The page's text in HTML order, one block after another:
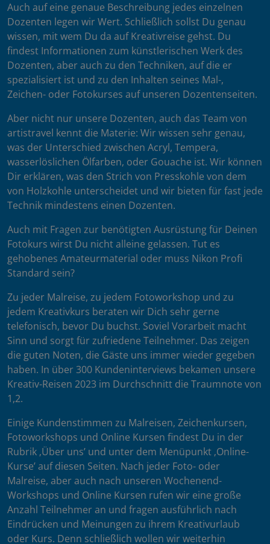
Auch auf eine genaue Beschreibung jedes einzelnen
Dozenten legen wir Wert. Schließlich sollst Du genau
wissen, mit wem Du da auf Kreativreise gehst. Du
findest Informationen zum künstlerischen Werk des
Dozenten, aber auch zu den Techniken, auf die er
spezialisiert ist und zu den Inhalten seines Mal-,
Zeichen- oder Fotokurses auf unseren Dozentenseiten.
Aber nicht nur unsere Dozenten, auch das Team von
artistravel kennt die Materie: Wir wissen sehr genau,
was der Unterschied zwischen Acryl, Tempera,
wasserlöslichen Ölfarben, oder Gouache ist. Wir können
Dir erklären, was den Strich von Presskohle von dem
von Holzkohle unterscheidet und wir bieten für fast jede
Technik mindestens einen Dozenten.
Auch mit Fragen zur benötigten Ausrüstung für Deinen
Fotokurs wirst Du nicht alleine gelassen. Tut es
gehobenes Amateurmaterial oder muss Nikon Profi
Standard sein?
Zu jeder Malreise, zu jedem Fotoworkshop und zu
jedem Kreativkurs beraten wir Dich sehr gerne
telefonisch, bevor Du buchst. Soviel Vorarbeit macht
Sinn und sorgt für zufriedene Teilnehmer. Das zeigen
die guten Noten, die Gäste uns immer wieder gegeben
haben. In über 300 Kundeninterviews bekamen unsere
Kreativ-Reisen 2023 im Durchschnitt die Traumnote von
1,2.
Einige Kundenstimmen zu Malreisen, Zeichenkursen,
Fotoworkshops und Online Kursen findest Du in der
Rubrik ‚Über uns’ und unter dem Menüpunkt ‚Online-
Kurse’ auf diesen Seiten. Nach jeder Foto- oder
Malreise, aber auch nach unseren Wochenend-
Workshops und Online Kursen rufen wir eine große
Anzahl Teilnehmer an und fragen ausführlich nach
Eindrücken und Meinungen zu ihrem Kreativurlaub
oder Kurs. Denn schließlich wollen wir weiterhin